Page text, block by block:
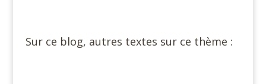
Sur ce blog, autres textes sur ce thème :